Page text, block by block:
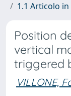
1.1 Articolo
Position
vertical
triggered
VILLONE,